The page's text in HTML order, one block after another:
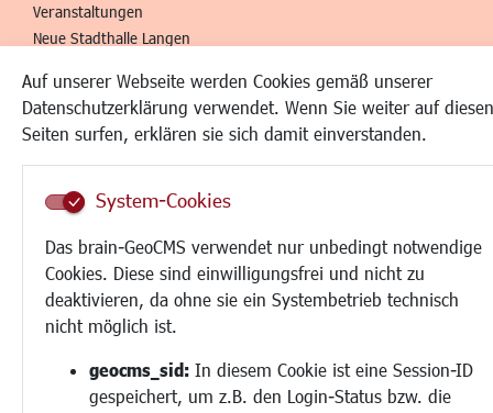
Auf unserer Webseite werden Cookies gemäß unserer
Datenschutzerklärung verwendet. Wenn Sie weiter auf diesen
Seiten surfen, erklären sie sich damit einverstanden.
System-Cookies
Das brain-GeoCMS verwendet nur unbedingt notwendige
Cookies. Diese sind einwilligungsfrei und nicht zu
deaktivieren, da ohne sie ein Systembetrieb technisch
nicht möglich ist.
geocms_sid: In diesem Cookie ist eine Session-ID
gespeichert, um z.B. den Login-Status bzw. die
Veranstaltungen
Neue Stadthalle Langen
Bäder
Musikschule
Volkshochschule
Stadtbücherei
Stadtarchiv
Hotels/Unterkünfte
Gastronomie
Kunstszene
Feste und Märkte
Vereine und Institutionen